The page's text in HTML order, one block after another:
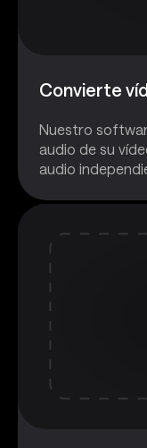
Convierte
Nuestro
audio de su
audio